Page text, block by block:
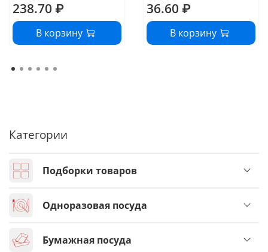
238.70 ₽
В корзину
36.60 ₽
В корзину
Категории
Подборки товаров
Одноразовая посуда
Бумажная посуда